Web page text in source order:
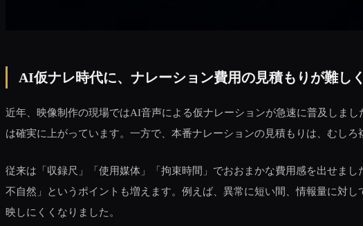
AI仮ナレ時代に、ナレーション費用の見積もりが難し
近年、映像制作の現場ではAI音声による仮ナレーションが急速に普及しま
は確実に上がっています。一方で、本番ナレーションの見積もりは、むしろ
従来は「収録尺」「使用媒体」「拘束時間」でおおまかな費用感を出せま
不自然」というポイントも増えます。例えば、異常に短い間、情報量に対
映しにくくなりました。